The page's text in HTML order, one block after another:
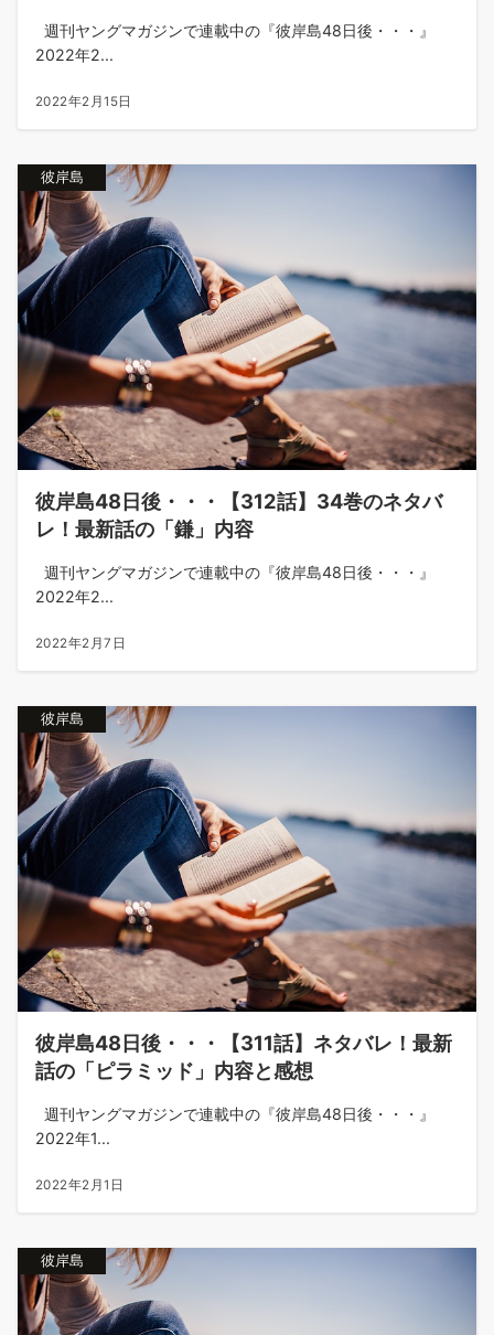
週刊ヤングマガジンで連載中の『彼岸島48日後・・・』
2022年2...
2022年2月15日
彼岸島
彼岸島48日後・・・【312話】34巻のネタバ
レ！最新話の「鎌」内容
週刊ヤングマガジンで連載中の『彼岸島48日後・・・』
2022年2...
2022年2月7日
彼岸島
彼岸島48日後・・・【311話】ネタバレ！最新
話の「ピラミッド」内容と感想
週刊ヤングマガジンで連載中の『彼岸島48日後・・・』
2022年1...
2022年2月1日
彼岸島